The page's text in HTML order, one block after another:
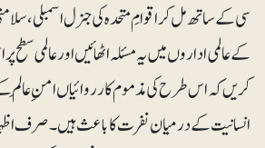
سی کے ساتھ مل کراقوامِ متحدہ کی جنرل اسمبلی
کے عالمی اداروں میں یہ مسئلہ اٹھائیں اور عالمی سطح
کریں کہ اس طرح کی مذموم کارروائیاں امنِ عالَم
انسانیت کے درمیان نفرت کا باعث ہیں ۔ صرف